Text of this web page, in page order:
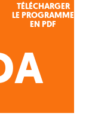
TÉLÉCHARGER
LE PROGRAMME
EN PDF